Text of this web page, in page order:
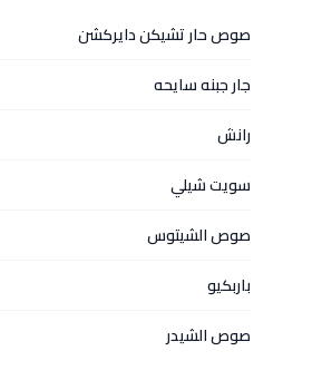
صوص حار تشيكن دايركشن
جار جبنه سايحه
رانش
سويت شيلي
صوص الشيتوس
باربكيو
صوص الشيدر